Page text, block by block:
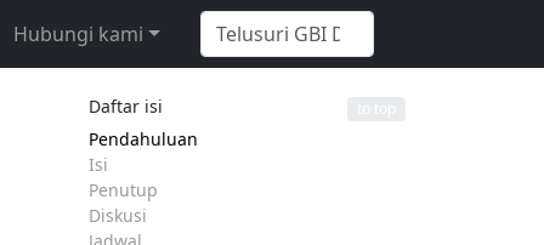
Hubungi kami
Daftar isi
Pendahuluan
Isi
Penutup
Diskusi